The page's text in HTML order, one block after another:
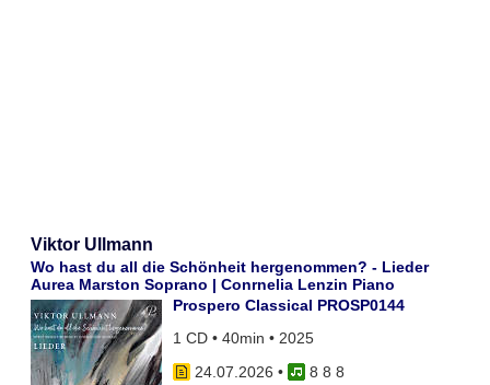
Viktor Ullmann
Wo hast du all die Schönheit hergenommen? - Lieder
Aurea Marston Soprano | Conrnelia Lenzin Piano
Prospero Classical PROSP0144
1 CD • 40min • 2025
24.07.2026 •
8 8 8